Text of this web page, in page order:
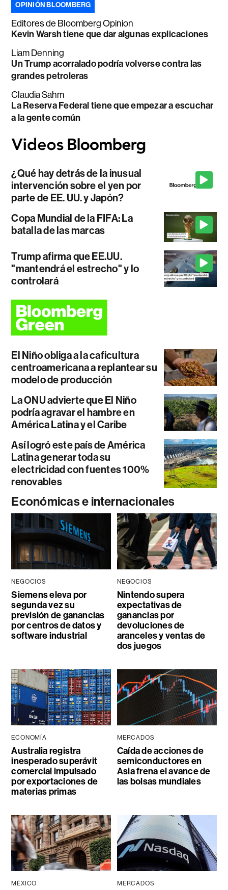
OPINIÓN BLOOMBERG
Editores de Bloomberg Opinion
Kevin Warsh tiene que dar algunas explicaciones
Liam Denning
Un Trump acorralado podría volverse contra las
grandes petroleras
Claudia Sahm
La Reserva Federal tiene que empezar a escuchar
a la gente común
¿Qué hay detrás de la inusual
intervención sobre el yen por
parte de EE. UU. y Japón?
Copa Mundial de la FIFA: La
batalla de las marcas
Trump afirma que EE.UU.
"mantendrá el estrecho" y lo
controlará
El Niño obliga a la caficultura
centroamericana a replantear su
modelo de producción
La ONU advierte que El Niño
podría agravar el hambre en
América Latina y el Caribe
Así logró este país de América
Latina generar toda su
electricidad con fuentes 100%
renovables
Económicas e internacionales
NEGOCIOS
Siemens eleva por
segunda vez su
previsión de ganancias
por centros de datos y
software industrial
NEGOCIOS
Nintendo supera
expectativas de
ganancias por
devoluciones de
aranceles y ventas de
dos juegos
ECONOMÍA
Australia registra
inesperado superávit
comercial impulsado
por exportaciones de
materias primas
MERCADOS
Caída de acciones de
semiconductores en
Asia frena el avance de
las bolsas mundiales
MÉXICO MERCADOS